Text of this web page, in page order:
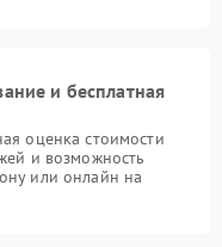
и бесплатная
оценка стоимости
и возможность
или онлайн на